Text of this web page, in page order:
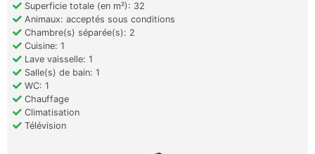
Superficie totale (en m²): 32
Animaux: acceptés sous conditions
Chambre(s) séparée(s): 2
Cuisine: 1
Lave vaisselle: 1
Salle(s) de bain: 1
WC: 1
Chauffage
Climatisation
Télévision